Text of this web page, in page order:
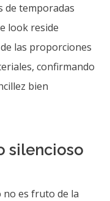
de temporadas
look reside
las proporciones
confirmando
bien
silencioso
no es fruto de la